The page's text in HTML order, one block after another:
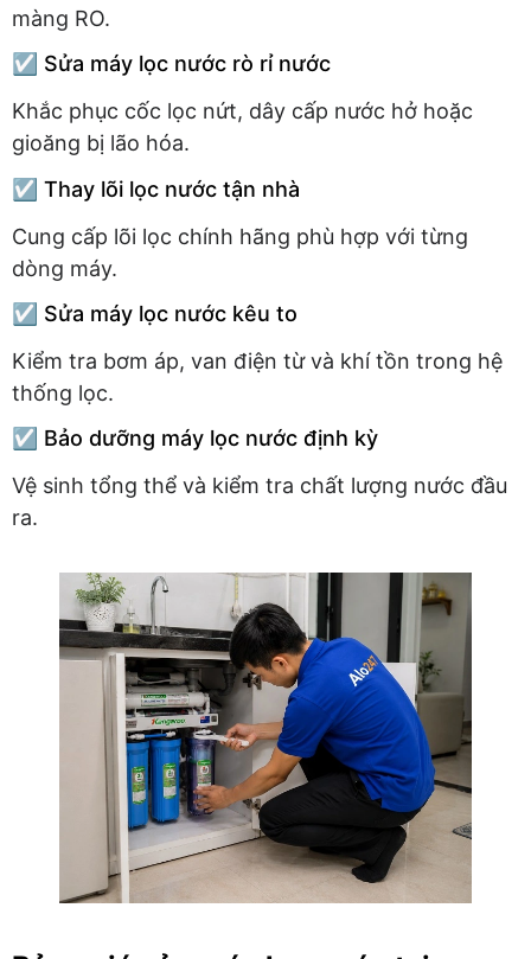
màng RO.
☑️ Sửa máy lọc nước rò rỉ nước
Khắc phục cốc lọc nứt, dây cấp nước hở hoặc
gioăng bị lão hóa.
☑️ Thay lõi lọc nước tận nhà
Cung cấp lõi lọc chính hãng phù hợp với từng
dòng máy.
☑️ Sửa máy lọc nước kêu to
Kiểm tra bơm áp, van điện từ và khí tồn trong hệ
thống lọc.
☑️ Bảo dưỡng máy lọc nước định kỳ
Vệ sinh tổng thể và kiểm tra chất lượng nước đầu
ra.